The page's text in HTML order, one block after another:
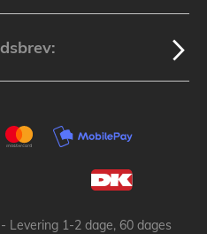
Levering 1-2 dage, 60 dages